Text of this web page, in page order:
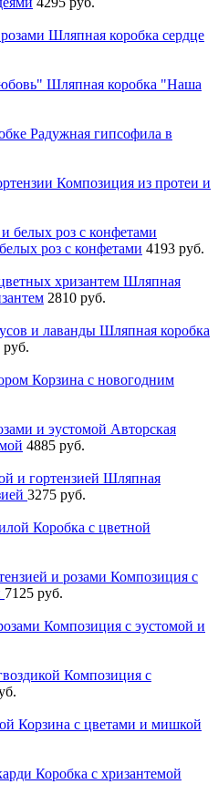
Шляпная коробка сердце
Шляпная коробка "Наша
Радужная гипсофила в
Композиция из протеи и
роз с конфетами 4193 руб.
Шляпная
2810 руб.
Шляпная коробка
руб.
Корзина с новогодним
Авторская
4885 руб.
Шляпная
3275 руб.
Коробка с цветной
Композиция с
7125 руб.
Композиция с эустомой и
Композиция с
Корзина с цветами и мишкой
Коробка с хризантемой